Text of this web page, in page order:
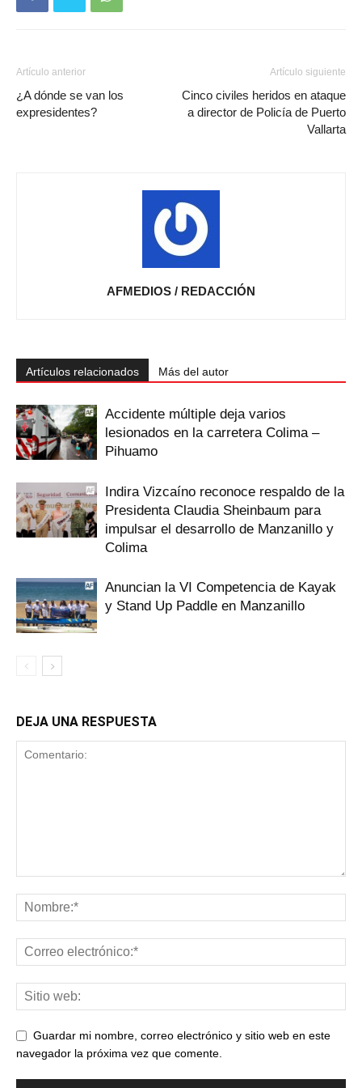
Artículo anterior
¿A dónde se van los
expresidentes?
Artículo siguiente
Cinco civiles heridos en ataque
a director de Policía de Puerto
Vallarta
AFMEDIOS / REDACCIÓN
Artículos relacionados Más del autor
Accidente múltiple deja varios
lesionados en la carretera Colima –
Pihuamo
Indira Vizcaíno reconoce respaldo de la
Presidenta Claudia Sheinbaum para
impulsar el desarrollo de Manzanillo y
Colima
Anuncian la VI Competencia de Kayak
y Stand Up Paddle en Manzanillo
DEJA UNA RESPUESTA
Guardar mi nombre, correo electrónico y sitio web en este
navegador la próxima vez que comente.